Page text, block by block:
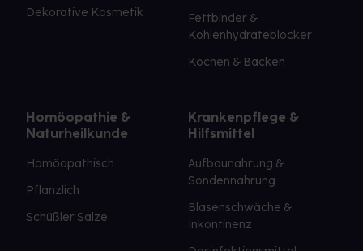
Dekorative Kosmetik
Fettbinder &
Kohlenhydrateblocker
Kochen & Backen
Homöopathie &
Naturheilkunde
Homöopathisch
Pflanzlich
Schüßler Salze
Krankenpflege &
Hilfsmittel
Aufbaunahrung &
Sondennahrung
Blasenschwäche &
Inkontinenz